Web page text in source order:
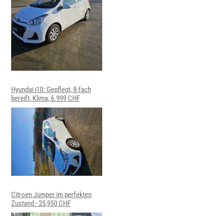
Hyundai i10: Gepflegt, 8-fach
bereift, Klima, 6.999 CHF
Citroen Jumper im perfekten
Zustand - 25,950 CHF